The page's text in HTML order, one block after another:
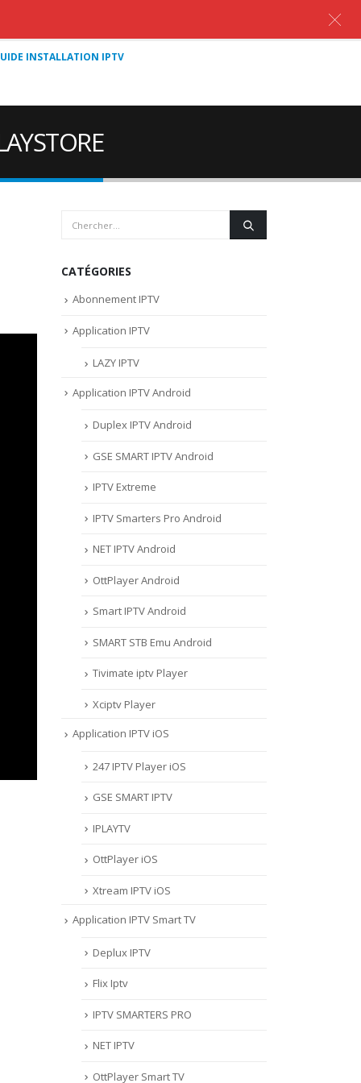
INSTALLATION IPTV
CATÉGORIES
Abonnement IPTV
Application IPTV
LAZY IPTV
Application IPTV Android
Duplex IPTV Android
GSE SMART IPTV Android
IPTV Extreme
IPTV Smarters Pro Android
NET IPTV Android
OttPlayer Android
Smart IPTV Android
SMART STB Emu Android
Tivimate iptv Player
Xciptv Player
Application IPTV iOS
247 IPTV Player iOS
‎GSE SMART IPTV
IPLAYTV
OttPlayer iOS
Xtream IPTV iOS
Application IPTV Smart TV
Deplux IPTV
Flix Iptv
IPTV SMARTERS PRO
NET IPTV
OttPlayer Smart TV